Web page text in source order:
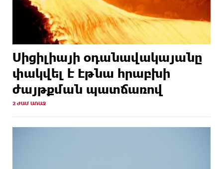
Սիցիլիայի օդանավակայանը
փակվել է Էթնա հրաբխի
ժայթքման պատճառով
2 ԺԱՄ ԱՌԱՋ